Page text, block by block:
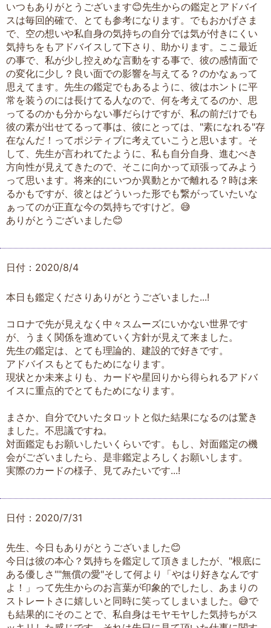
いつもありがとうございます😊先生からの鑑定とアドバイ
スは毎回的確で、とても参考になります。でもおかげさま
で、空の想いや私自身の気持ちの自分では気が付きにくい
気持ちをもアドバイスして下さり、助かります。ここ最近
の事で、私が少し控えめな言動をする事で、彼の感情面で
の変化に少し？良い面での影響を与えてる？のかなぁって
思えてます。先生の鑑定でもあるように、彼はホントに平
常を装うのには長けてる人なので、何を考えてるのか、思
ってるのかも分からない事だらけですが、私の前だけでも
彼の素が出せてるって事は、彼にとっては、"素になれる"存
在なんだ！ってポジティブに考えていこうと思います。そ
して、先生が言われてたように、私も自分自身、進むべき
方向性が見えてきたので、そこに向かって頑張ってみよう
って思います。将来的にいつか異動とかで離れる？時は来
るかもですが、彼とはどういった形でも繋がっていたいな
ぁってのが正直な今の気持ちですけど。😅
ありがとうございました😊
日付：2020/8/4
本日も鑑定くださりありがとうございました...!
コロナで先が見えなく中々スムーズにいかない世界です
が、うまく関係を進めていく方針が見えて来ました。
先生の鑑定は、とても理論的、建設的で好きです。
アドバイスもとてもためになります。
現状とか未来よりも、カードや星回りから得られるアドバ
イスに重点的でとてもためになります。
まさか、自分でひいたタロットと似た結果になるのは驚き
ました。不思議ですね。
対面鑑定もお願いしたいくらいです。もし、対面鑑定の機
会がございましたら、是非鑑定よろしくお願いします。
実際のカードの様子、見てみたいです...!
日付：2020/7/31
先生、今日もありがとうございました😊
今日は彼の本心？気持ちを鑑定して頂きましたが、"根底に
ある優しさ""無償の愛"そして何より「やはり好きなんです
よ！」って先生からのお言葉が印象的でしたし、あまりの
ストレートさに嬉しいと同時に笑ってしまいました。😅で
も結果的にそのことで、私自身はモヤモヤした気持ちがス